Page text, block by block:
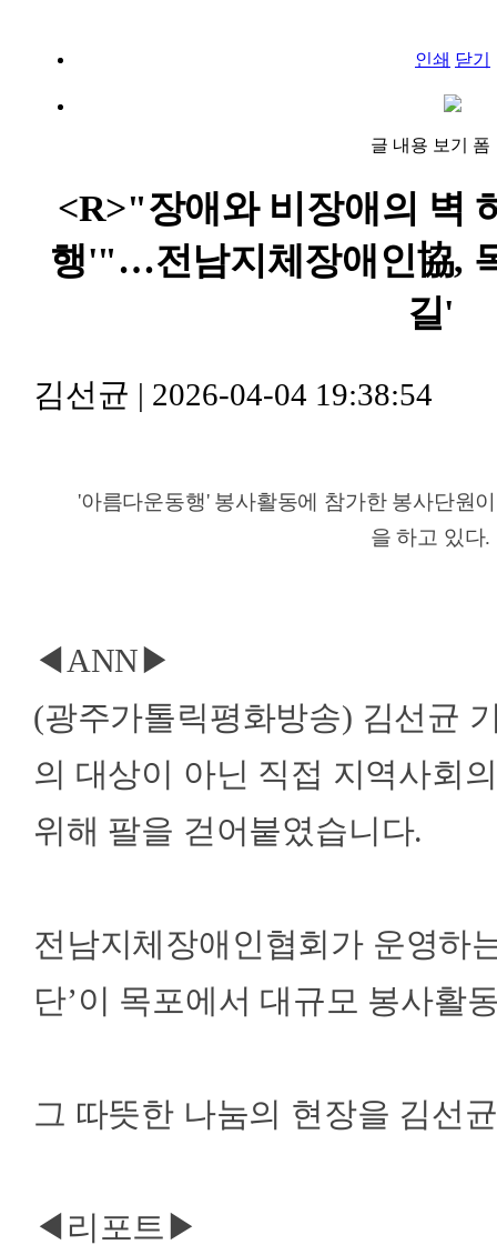
인쇄 닫기
글 내용 보기 폼
<R>"장애와 비장애의 벽
행'"…전남지체장애인協,
길'
김선균 | 2026-04-04 19:38:54
'아름다운동행' 봉사활동에 참가한 봉사단원
을 하고 있다.
◀ANN▶
(광주가톨릭평화방송) 김선균
의 대상이 아닌 직접 지역사회
위해 팔을 걷어붙였습니다.
전남지체장애인협회가 운영하
단’이 목포에서 대규모 봉사활
그 따뜻한 나눔의 현장을 김선
◀리포트▶